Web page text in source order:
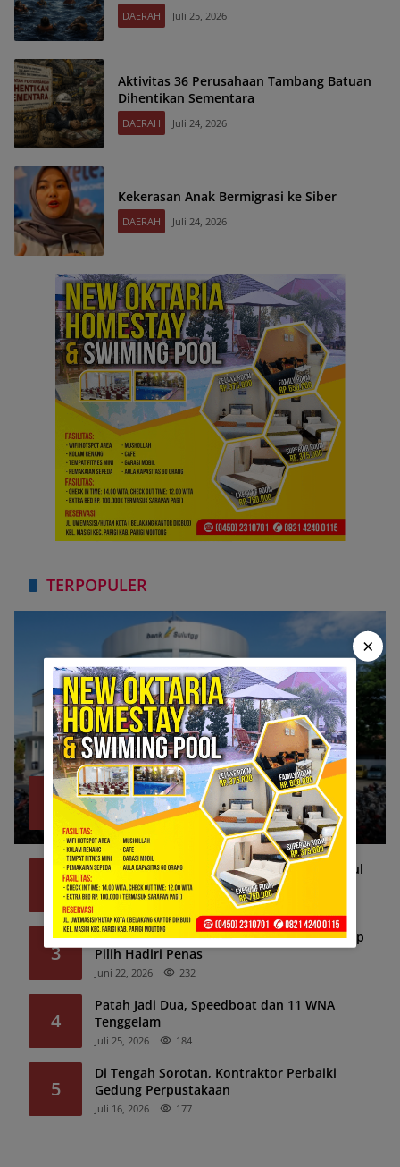
DAERAH Juli 25, 2026
Aktivitas 36 Perusahaan Tambang Batuan
Dihentikan Sementara
DAERAH Juli 24, 2026
Kekerasan Anak Bermigrasi ke Siber
DAERAH Juli 24, 2026
TERPOPULER
1
Bank Sulteng Cabang Parimo Belum Bayar
Refund Asuransi Kredit PNS?
Juli 6, 2026
Simsalabim! Ekskavator Hilang, Lalu Muncul
Lagi di Tombi
3
Parimo Dilanda Bencana, Bupati dan Wabup
Pilih Hadiri Penas
Juni 22, 2026 232
4
Patah Jadi Dua, Speedboat dan 11 WNA
Tenggelam
Juli 25, 2026 184
5
Di Tengah Sorotan, Kontraktor Perbaiki
Gedung Perpustakaan
Juli 16, 2026 177
×